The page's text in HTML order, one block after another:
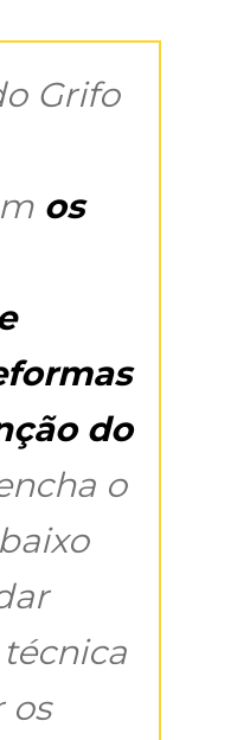
Grifo
os
do
o
os